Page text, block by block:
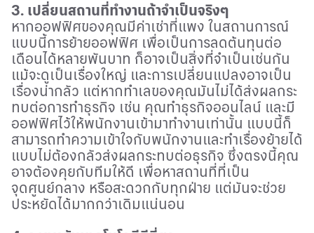
3. เปลี่ยนสถานที่ทำงานถ้าจำเป็นจริงๆ
หากออฟฟิศของคุณมีค่าเช่าที่แพง ในสถานการณ์
แบบนี้การย้ายออฟฟิศ เพื่อเป็นการลดต้นทุนต่อ
เดือนได้หลายพันบาท ก็อาจเป็นสิ่งที่จำเป็นเช่นกัน
แม้จะดูเป็นเรื่องใหญ่ และการเปลี่ยนแปลงอาจเป็น
เรื่องน่ากลัว แต่หากทำเลของคุณมันไม่ได้ส่งผลกระ
ทบต่อการทำธุรกิจ เช่น คุณทำธุรกิจออนไลน์ และมี
ออฟฟิศไว้ให้พนักงานเข้ามาทำงานเท่านั้น แบบนี้ก็
สามารถทำความเข้าใจกับพนักงานและทำเรื่องย้ายได้
แบบไม่ต้องกลัวส่งผลกระทบต่อธุรกิจ ซึ่งตรงนี้คุณ
อาจต้องคุยกับทีมให้ดี เพื่อหาสถานที่ที่เป็น
จุดศูนย์กลาง หรือสะดวกกับทุกฝ่าย แต่มันจะช่วย
ประหยัดได้มากกว่าเดิมแน่นอน